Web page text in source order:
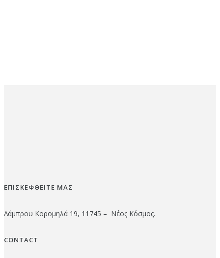
ΕΠΙΣΚΕΦΘΕΙΤΕ ΜΑΣ
Λάμπρου Κορομηλά 19, 11745 – Νέος Κόσμος.
CONTACT